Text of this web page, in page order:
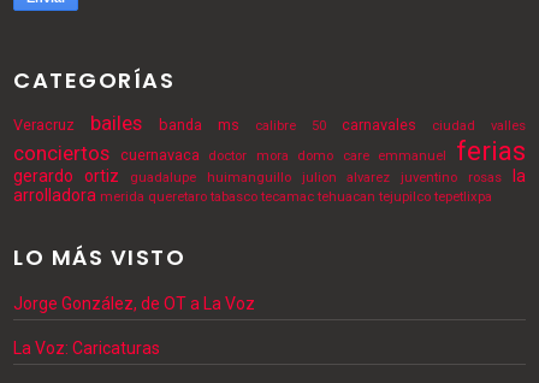
CATEGORÍAS
Veracruz bailes banda ms calibre 50 carnavales ciudad valles
conciertos cuernavaca doctor mora domo care emmanuel ferias
gerardo ortiz guadalupe huimanguillo julion alvarez juventino rosas
la
arrolladora merida queretaro tabasco tecamac tehuacan tejupilco tepetlixpa
LO MÁS VISTO
Jorge González, de OT a La Voz
La Voz: Caricaturas